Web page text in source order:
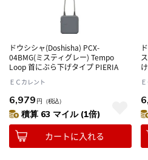
ドウシシャ(Doshisha) PCX-
04BMG(ミスティグレー) Tempo
Loop 首にぶら下げタイプ PIERIA
ＥＣカレント
6,979 円 （税込）
積算 63 マイル (1倍)
カートに入れる